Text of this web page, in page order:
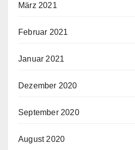
März 2021
Februar 2021
Januar 2021
Dezember 2020
September 2020
August 2020